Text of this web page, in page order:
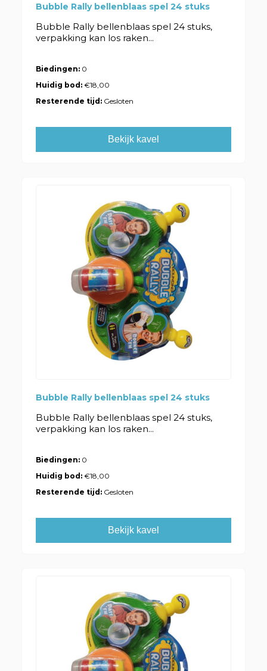
Bubble Rally bellenblaas spel 24 stuks
Bubble Rally bellenblaas spel 24 stuks,
verpakking kan los raken...
Biedingen: 0
Huidig bod:€18,00
Resterende tijd: Gesloten
Bekijk kavel
Bubble Rally bellenblaas spel 24 stuks
Bubble Rally bellenblaas spel 24 stuks,
verpakking kan los raken...
Biedingen: 0
Huidig bod:€18,00
Resterende tijd: Gesloten
Bekijk kavel